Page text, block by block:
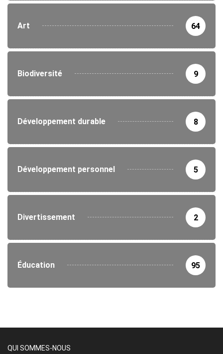
Art 64
Biodiversité 9
Développement durable 8
Développement personnel 5
Divertissement 2
Éducation 95
QUI SOMMES-NOUS